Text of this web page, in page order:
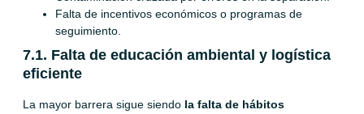
Falta de incentivos económicos o programas de
seguimiento.
7.1. Falta de educación ambiental y logística
eficiente
La mayor barrera sigue siendo la falta de hábitos